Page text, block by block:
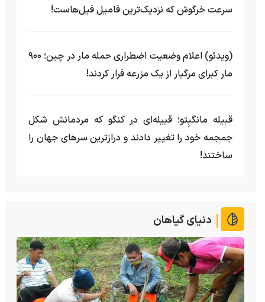
سرعت خرگوش که نزدیک‌ترین فامیل فیل‌هاست!
(ویدئو) اعلام وضعیت اضطراری حمله مار‌ در چین؛ ۹۰۰
مار کبرای مرگبار از یک مزرعه‌ فرار کردند!
قبیله مانگبِتو؛ قبیله‌ای در کنگو که مردمانش شکل
جمجمه خود را تغییر دادند و درازترین سرهای جهان را
ساختند!
دنیای گیاهان